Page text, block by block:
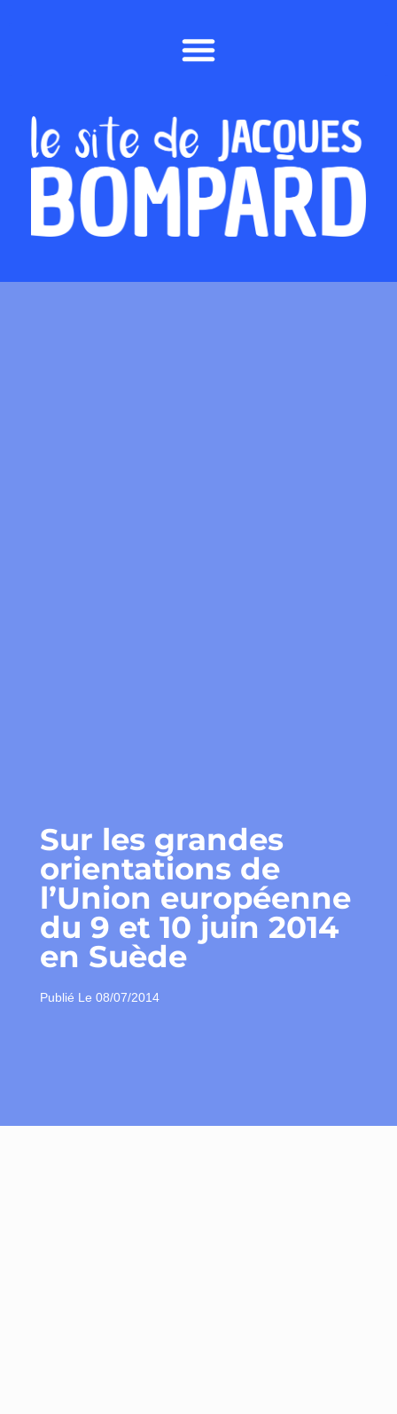
Sur les grandes
orientations de
l’Union européenne
du 9 et 10 juin 2014
en Suède
Publié Le 08/07/2014